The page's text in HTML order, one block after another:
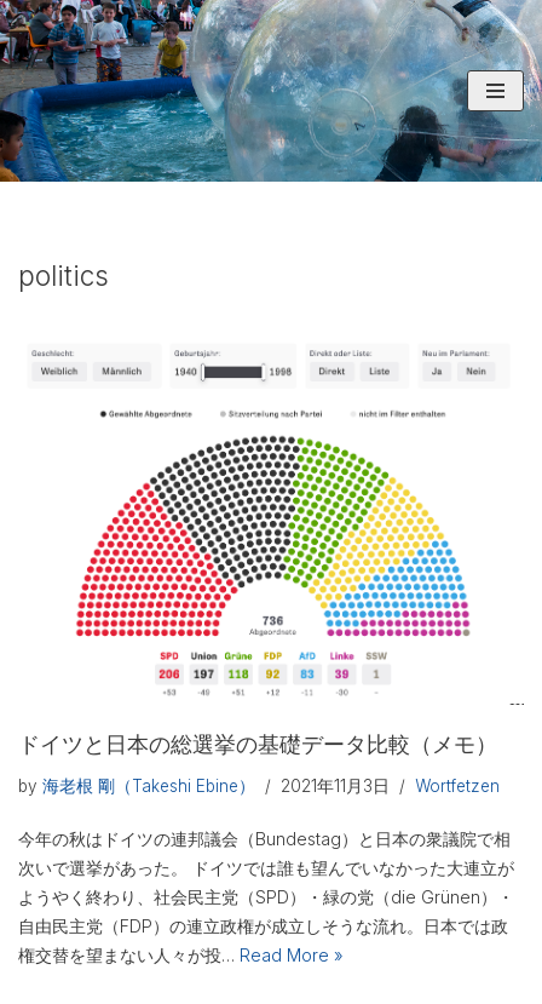
コ
ン
テ
ン
ツ
キ
ッ
politics
ドイツと日本の総選挙の基礎データ比較（メモ）
by 海老根 剛（Takeshi Ebine） 2021年11月3日 Wortfetzen
今年の秋はドイツの連邦議会（Bundestag）と日本の衆議院で相
次いで選挙があった。 ドイツでは誰も望んでいなかった大連立が
ようやく終わり、社会民主党（SPD）・緑の党（die Grünen）・
自由民主党（FDP）の連立政権が成立しそうな流れ。日本では政
権交替を望まない人々が投… Read More »